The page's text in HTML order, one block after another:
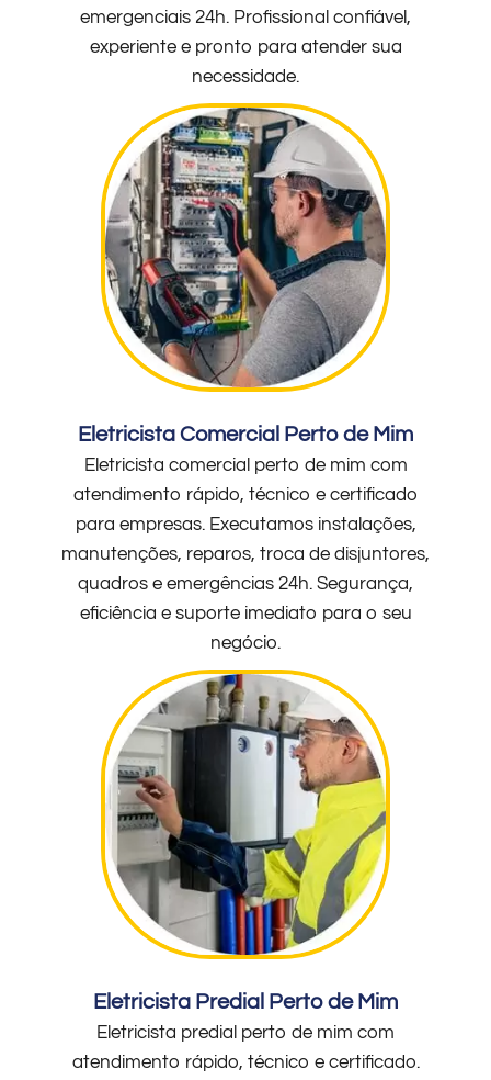
emergenciais 24h. Profissional confiável,
experiente e pronto para atender sua
necessidade.
Eletricista Comercial Perto de Mim
Eletricista comercial perto de mim com
atendimento rápido, técnico e certificado
para empresas. Executamos instalações,
manutenções, reparos, troca de disjuntores,
quadros e emergências 24h. Segurança,
eficiência e suporte imediato para o seu
negócio.
Eletricista Predial Perto de Mim
Eletricista predial perto de mim com
atendimento rápido, técnico e certificado.